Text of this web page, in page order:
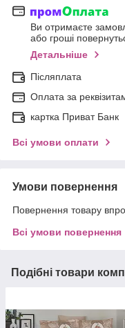
Ви отримаєте
або гроші
Детальніше
Післяплата
Оплата за
картка Приват Банк
Всі умови оплати
Умови повернення
Повернення товару
Всі умови повернення
Подібні товари